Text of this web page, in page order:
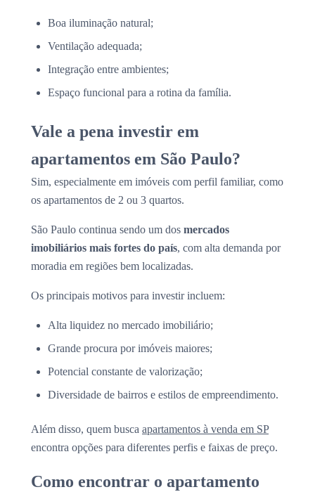
Boa iluminação natural;
Ventilação adequada;
Integração entre ambientes;
Espaço funcional para a rotina da família.
Vale a pena investir em
apartamentos em São Paulo?
Sim, especialmente em imóveis com perfil familiar, como
os apartamentos de 2 ou 3 quartos.
São Paulo continua sendo um dos mercados
imobiliários mais fortes do país, com alta demanda por
moradia em regiões bem localizadas.
Os principais motivos para investir incluem:
Alta liquidez no mercado imobiliário;
Grande procura por imóveis maiores;
Potencial constante de valorização;
Diversidade de bairros e estilos de empreendimento.
Além disso, quem busca apartamentos à venda em SP
encontra opções para diferentes perfis e faixas de preço.
Como encontrar o apartamento